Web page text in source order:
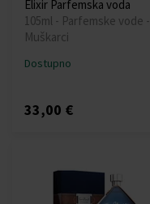
Elixir Parfemska voda
105ml - Parfemske vode -
Muškarci
Dostupno
33,00 €